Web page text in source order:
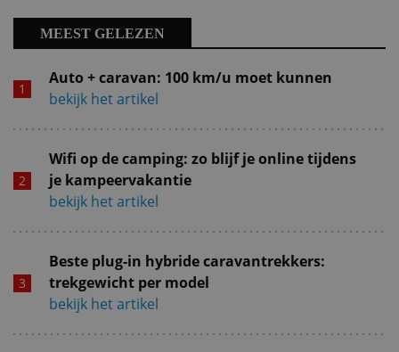
MEEST GELEZEN
Auto + caravan: 100 km/u moet kunnen
bekijk het artikel
Wifi op de camping: zo blijf je online tijdens
je kampeervakantie
bekijk het artikel
Beste plug-in hybride caravantrekkers:
trekgewicht per model
bekijk het artikel